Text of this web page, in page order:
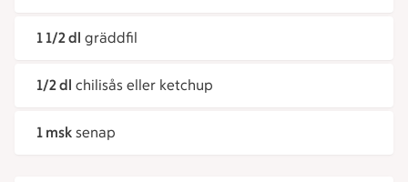
1 1/2 dl gräddfil
1/2 dl chilisås eller ketchup
1 msk senap